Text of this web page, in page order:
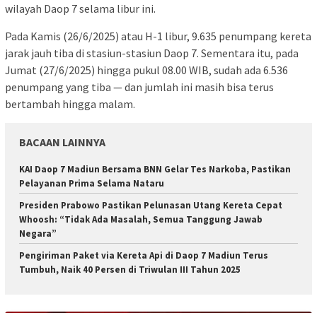
wilayah Daop 7 selama libur ini.
Pada Kamis (26/6/2025) atau H-1 libur, 9.635 penumpang kereta
jarak jauh tiba di stasiun-stasiun Daop 7. Sementara itu, pada
Jumat (27/6/2025) hingga pukul 08.00 WIB, sudah ada 6.536
penumpang yang tiba — dan jumlah ini masih bisa terus
bertambah hingga malam.
BACAAN LAINNYA
KAI Daop 7 Madiun Bersama BNN Gelar Tes Narkoba, Pastikan
Pelayanan Prima Selama Nataru
Presiden Prabowo Pastikan Pelunasan Utang Kereta Cepat
Whoosh: “Tidak Ada Masalah, Semua Tanggung Jawab
Negara”
Pengiriman Paket via Kereta Api di Daop 7 Madiun Terus
Tumbuh, Naik 40 Persen di Triwulan III Tahun 2025